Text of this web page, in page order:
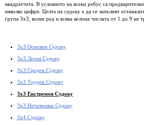
квадратчета. В условието на всеки ребус са
няколко цифри. Целта на судоку е да се запълнят
група 3х3, всеки ред и всяка колона числата от 1 до 9 не
3x3 Основен Судоку
3x3 Лесен Судоку
3x3 Среден Судоку
3x3 Труден Судоку
3x3 Екстремен Судоку
3x3 Нечовешки Судоку
3x4 Судоку